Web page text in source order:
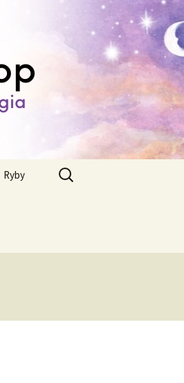
Ryby
Szukaj: